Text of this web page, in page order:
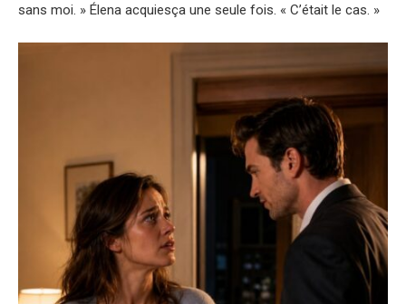
sans moi. » Élena acquiesça une seule fois. « C’était le cas. »